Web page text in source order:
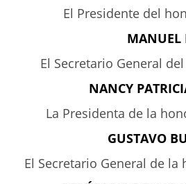
El Presidente del
MANUEL
El Secretario General
NANCY
La Presidenta de la
GUSTAVO
El Secretario General de